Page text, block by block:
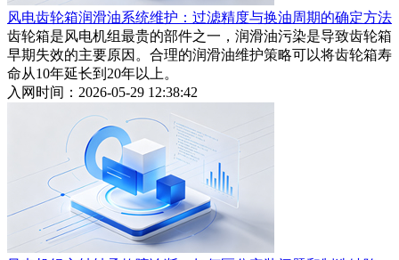
风电齿轮箱润滑油系统维护：过滤精度与换油周期的确定方法
齿轮箱是风电机组最贵的部件之一，润滑油污染是导致齿轮箱
早期失效的主要原因。合理的润滑油维护策略可以将齿轮箱寿
命从10年延长到20年以上。
入网时间：2026-05-29 12:38:42